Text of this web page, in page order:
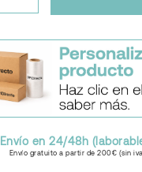
Envío en 24/48h
Envío gratuito a partir de 200€ (sin